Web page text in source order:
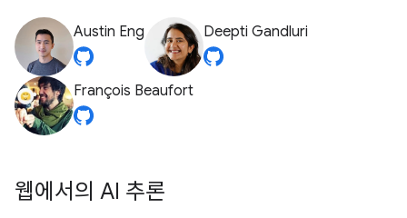
Austin Eng Deepti Gandluri
François Beaufort
웹에서의 AI 추론